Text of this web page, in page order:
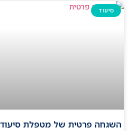
סיעוד
השגחה פרטית של מטפלת סיעודית